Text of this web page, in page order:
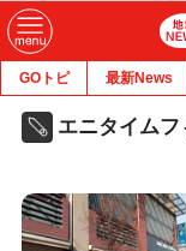
GOトピ 最新News
エニタイム